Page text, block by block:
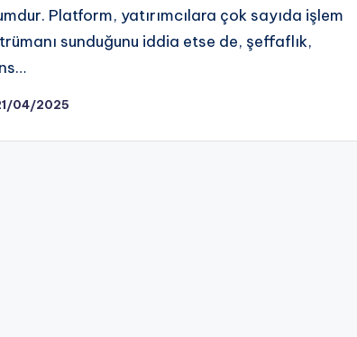
Platform, yatırımcılara çok sayıda işlem
sunduğunu iddia etse de, şeffaflık,
04/2025